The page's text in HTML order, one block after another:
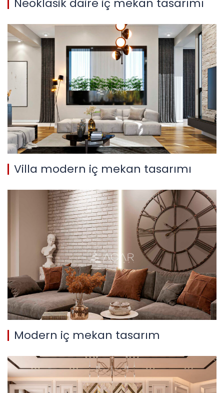
Neoklasik daire iç mekan tasarımı
Villa modern iç mekan tasarımı
Modern iç mekan tasarım